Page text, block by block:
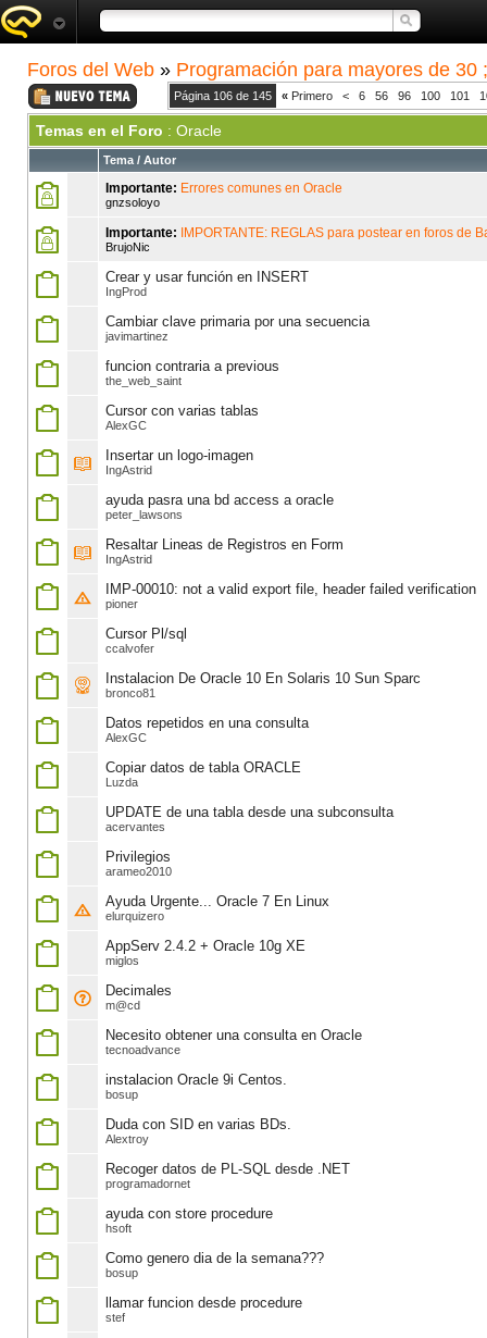
Foros del Web » Programación para mayores de 30
Página 106 de 145 « Primero < 6 56 96 100 101
Temas en el Foro : Oracle
Tema / Autor
Importante: Errores comunes en Oracle
gnzsoloyo
Importante: IMPORTANTE: REGLAS para postear en foros de
BrujoNic
Crear y usar función en INSERT
IngProd
Cambiar clave primaria por una secuencia
javimartinez
funcion contraria a previous
the_web_saint
Cursor con varias tablas
AlexGC
Insertar un logo-imagen
IngAstrid
ayuda pasra una bd access a oracle
peter_lawsons
Resaltar Lineas de Registros en Form
IngAstrid
IMP-00010: not a valid export file, header failed verification
pioner
Cursor Pl/sql
ccalvofer
Instalacion De Oracle 10 En Solaris 10 Sun Sparc
bronco81
Datos repetidos en una consulta
AlexGC
Copiar datos de tabla ORACLE
Luzda
UPDATE de una tabla desde una subconsulta
acervantes
Privilegios
arameo2010
Ayuda Urgente... Oracle 7 En Linux
elurquizero
AppServ 2.4.2 + Oracle 10g XE
miglos
Decimales
m@cd
Necesito obtener una consulta en Oracle
tecnoadvance
instalacion Oracle 9i Centos.
bosup
Duda con SID en varias BDs.
Alextroy
Recoger datos de PL-SQL desde .NET
programadornet
ayuda con store procedure
hsoft
Como genero dia de la semana???
bosup
llamar funcion desde procedure
stef